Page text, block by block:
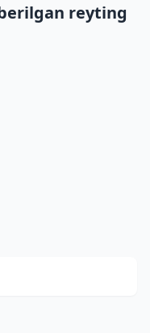
reyting